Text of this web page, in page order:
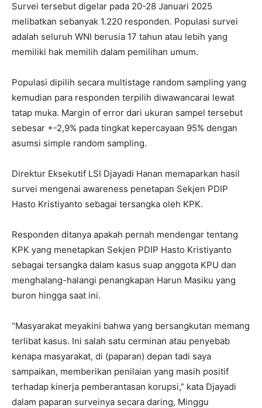
Survei tersebut digelar pada 20-28 Januari 2025
melibatkan sebanyak 1.220 responden. Populasi survei
adalah seluruh WNI berusia 17 tahun atau lebih yang
memiliki hak memilih dalam pemilihan umum.
Populasi dipilih secara multistage random sampling yang
kemudian para responden terpilih diwawancarai lewat
tatap muka. Margin of error dari ukuran sampel tersebut
sebesar +-2,9% pada tingkat kepercayaan 95% dengan
asumsi simple random sampling.
Direktur Eksekutif LSI Djayadi Hanan memaparkan hasil
survei mengenai awareness penetapan Sekjen PDIP
Hasto Kristiyanto sebagai tersangka oleh KPK.
Responden ditanya apakah pernah mendengar tentang
KPK yang menetapkan Sekjen PDIP Hasto Kristiyanto
sebagai tersangka dalam kasus suap anggota KPU dan
menghalang-halangi penangkapan Harun Masiku yang
buron hingga saat ini.
“Masyarakat meyakini bahwa yang bersangkutan memang
terlibat kasus. Ini salah satu cerminan atau penyebab
kenapa masyarakat, di (paparan) depan tadi saya
sampaikan, memberikan penilaian yang masih positif
terhadap kinerja pemberantasan korupsi,” kata Djayadi
dalam paparan surveinya secara daring, Minggu